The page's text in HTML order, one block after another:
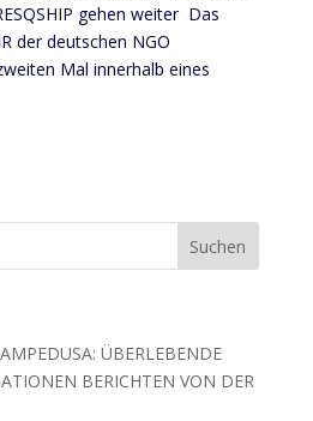
gehen weiter Das
der deutschen NGO
Mal innerhalb eines
ÜBERLEBENDE
BERICHTEN VON DER